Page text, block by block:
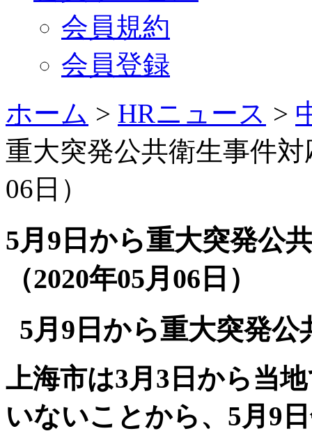
会員規約
会員登録
ホーム > HRニュース >
重大突発公共衛生事件
06日）
5月9日から重大突発公
（2020年05月06日）
5月9日から重大突発
上海市は3月3日から当
いないことから、5月9